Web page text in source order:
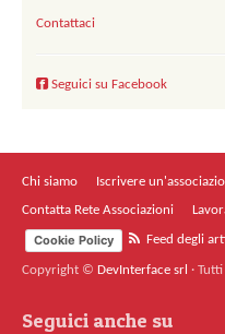
Contattaci
Seguici su Facebook
Chi siamo Iscrivere
Contatta Rete Associazioni
Cookie Policy
Feed degli
Copyright © DevInterface srl ·
Seguici anche su